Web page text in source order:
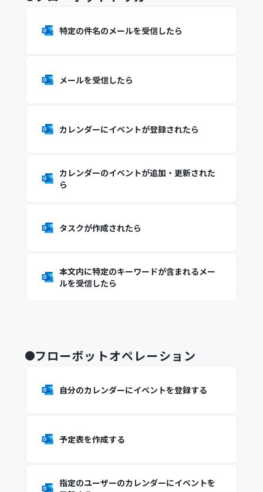
特定の件名のメールを受信したら
メールを受信したら
カレンダーにイベントが登録されたら
カレンダーのイベントが追加・更新された
ら
タスクが作成されたら
本文内に特定のキーワードが含まれるメー
ルを受信したら
フローボットオペレーション
自分のカレンダーにイベントを登録する
予定表を作成する
指定のユーザーのカレンダーにイベントを